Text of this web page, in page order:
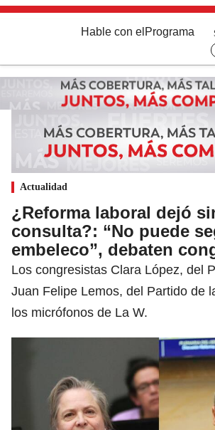
Hable con el Programa
Actualidad
¿Reforma laboral dejó
consulta?: “No puede
embeleco”, debaten
Los congresistas Clara López, del
Juan Felipe Lemos, del Partido de
los micrófonos de La W.